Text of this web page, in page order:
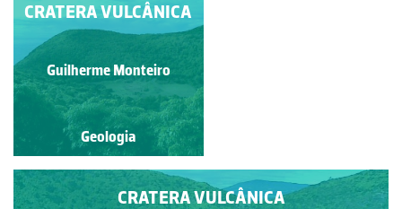
EXPLORAÇÃO DE
GESSO
Luís Duarte
Geologia
CRATERA VULCÂNICA
Guilherme Monteiro
Geologia
CRATERA VULCÂNICA